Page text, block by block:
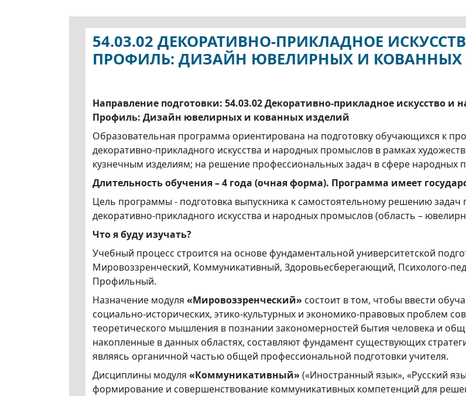
54.03.02 ДЕКОРАТИВНО-ПРИКЛАДНОЕ
ПРОФИЛЬ: ДИЗАЙН ЮВЕЛИРНЫХ И
Направление подготовки: 54.03.02 Декоративно-прикладное искусство
Профиль: Дизайн ювелирных и кованных изделий
Образовательная программа ориентирована на подготовку обучающихся к
декоративно-прикладного искусства и народных промыслов в рамках
кузнечным изделиям; на решение профессиональных задач в сфере
Длительность обучения – 4 года (очная форма). Программа имеет
Цель программы - подготовка выпускника к самостоятельному решению
декоративно-прикладного искусства и народных промыслов (область –
Что я буду изучать?
Учебный процесс строится на основе фундаментальной университетской
Мировоззренческий, Коммуникативный, Здоровьесберегающий, Психолого-
Профильный.
Назначение модуля «Мировоззренческий» состоит в том, чтобы ввести
социально-исторических, этико-культурных и экономико-правовых проблем
теоретического мышления в познании закономерностей бытия человека и
накопленные в данных областях, составляют фундамент существующих
являясь органичной частью общей профессиональной подготовки учителя.
Дисциплины модуля «Коммуникативный» («Иностранный язык», «Русский
формирование и совершенствование коммуникативных компетенций для